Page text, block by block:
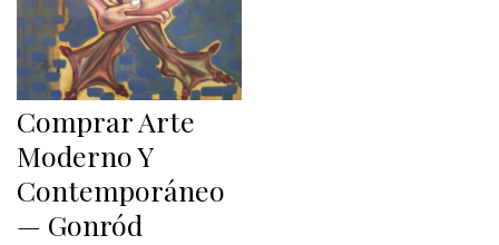
Comprar Arte
Moderno Y
Contemporáneo
— Gonród